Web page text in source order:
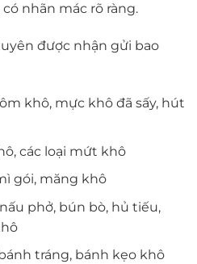
nhãn mác rõ ràng.
được nhận gửi bao
khô, mực khô đã sấy, hút
các loại mứt khô
gói, măng khô
phở, bún bò, hủ tiếu,
tráng, bánh kẹo khô